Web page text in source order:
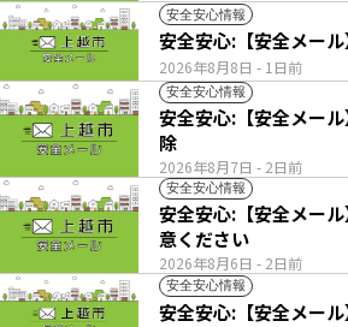
安全安心情報
2026年8月8日 - 1日前
安全安心:【安全メー
安全安心情報
2026年8月7日 - 2日前
安全安心:【安全メー
除
安全安心情報
2026年8月6日 - 2日前
安全安心:【安全メー
意ください
安全安心情報
安全安心:【安全メー